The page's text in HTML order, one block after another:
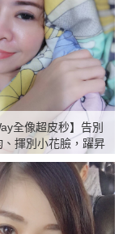
全像超皮秒】告別
、揮別小花臉，躍昇